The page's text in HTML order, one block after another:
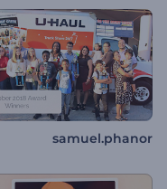
samuel.phanor